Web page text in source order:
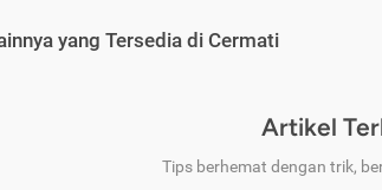
yang Tersedia di Cermati
Artikel
Tips berhemat dengan trik,